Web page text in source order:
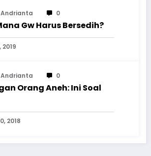
0
Gw Harus Bersedih?
0
Orang Aneh: Ini Soal
2018